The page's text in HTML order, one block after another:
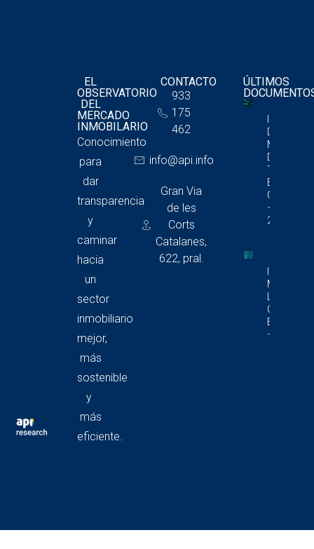
EL
OBSERVATORIO
DEL
MERCADO
INMOBILARIO
Conocimiento
para
dar
transparencia
y
caminar
hacia
un
sector
inmobiliario
mejor,
más
sostenible
y
más
eficiente.
CONTACTO
933
175
462
info@api.info
Gran Via
de les
Corts
Catalanes,
622, pral.
ÚLTIMOS
Informe
Del
Mercado
De
Trasteros
En
Cataluña
– 4T
2025
Informe
Mercado
Locales
En
– 4T 2025